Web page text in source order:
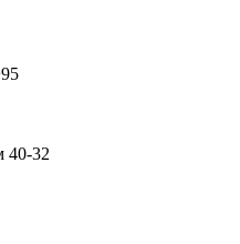
40-32